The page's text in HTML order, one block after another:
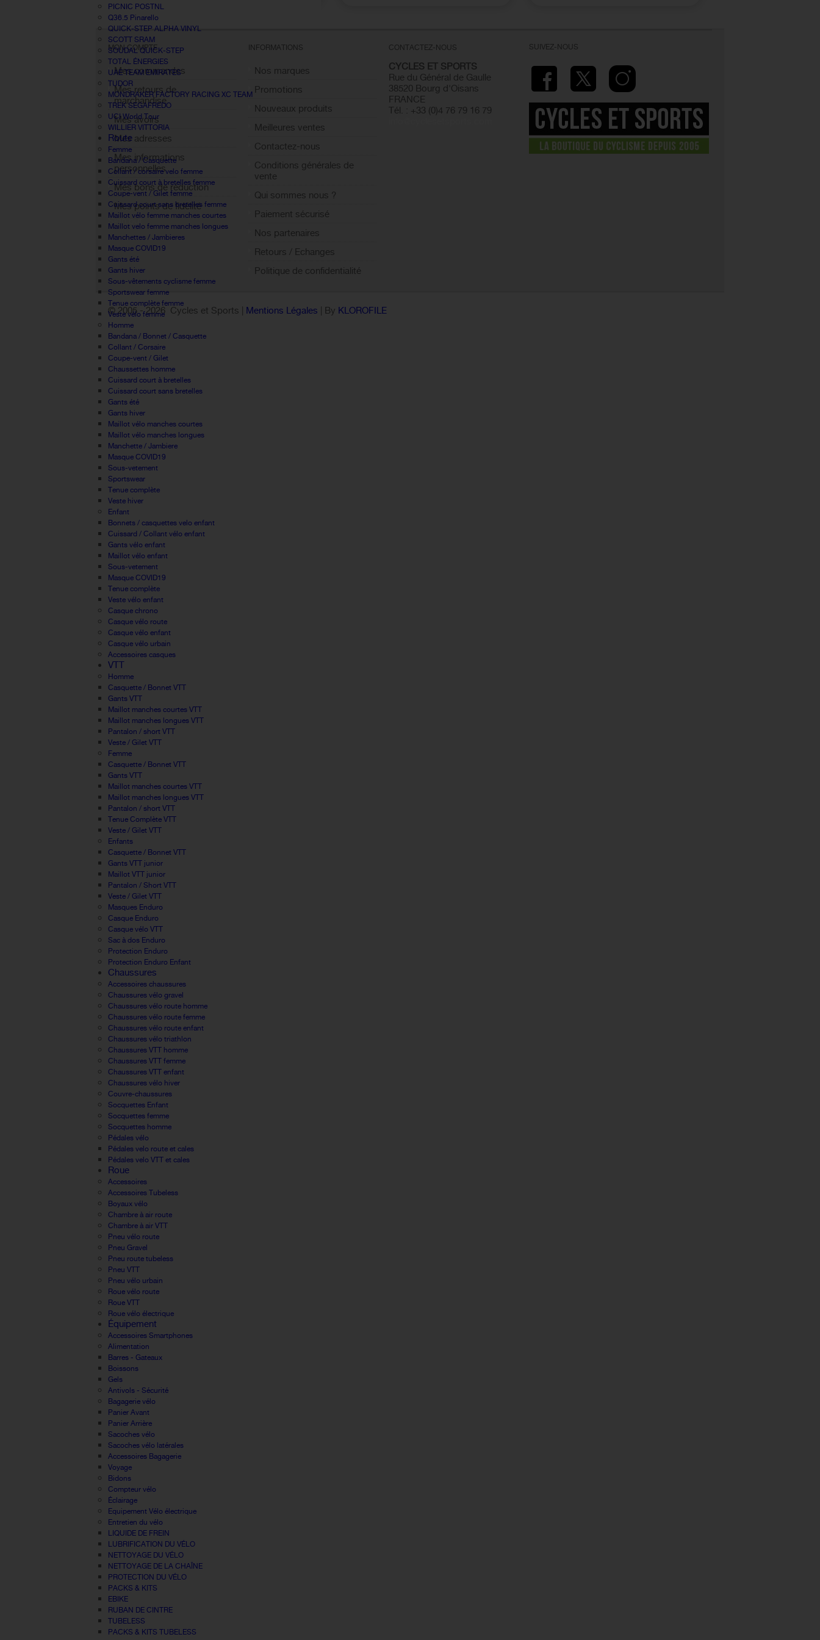
PICNIC POSTNL
Q36.5 Pinarello
QUICK-STEP ALPHA VINYL
SCOTT SRAM
SOUDAL QUICK-STEP
TOTAL ÉNERGIES
UAE TEAM EMIRATES
TUDOR
MONDRAKER FACTORY RACING XC TEAM
TREK SEGAFREDO
UCI World Tour
WILLIER VITTORIA
Route
Femme
Bandana / Casquette
Collant / corsaire velo femme
Cuissard court à bretelles femme
Coupe-vent / Gilet femme
Cuissard court sans bretelles femme
Maillot vélo femme manches courtes
Maillot velo femme manches longues
Manchettes / Jambieres
Masque COVID19
Gants été
Gants hiver
Sous-vêtements cyclisme femme
Sportswear femme
Tenue complète femme
Veste vélo femme
Homme
Bandana / Bonnet / Casquette
Collant / Corsaire
Coupe-vent / Gilet
Chaussettes homme
Cuissard court à bretelles
Cuissard court sans bretelles
Gants été
Gants hiver
Maillot vélo manches courtes
Maillot vélo manches longues
Manchette / Jambiere
Masque COVID19
Sous-vetement
Sportswear
Tenue complète
Veste hiver
Enfant
Bonnets / casquettes velo enfant
Cuissard / Collant vélo enfant
Gants vélo enfant
Maillot vélo enfant
Sous-vetement
Masque COVID19
Tenue complète
Veste vélo enfant
Casque chrono
Casque vélo route
Casque vélo enfant
Casque vélo urbain
Accessoires casques
VTT
Homme
Casquette / Bonnet VTT
Gants VTT
Maillot manches courtes VTT
Maillot manches longues VTT
Pantalon / short VTT
Veste / Gilet VTT
Femme
Casquette / Bonnet VTT
Gants VTT
Maillot manches courtes VTT
Maillot manches longues VTT
Pantalon / short VTT
Tenue Complète VTT
Veste / Gilet VTT
Enfants
Casquette / Bonnet VTT
Gants VTT junior
Maillot VTT junior
Pantalon / Short VTT
Veste / Gilet VTT
Masques Enduro
Casque Enduro
Casque vélo VTT
Sac à dos Enduro
Protection Enduro
Protection Enduro Enfant
Chaussures
Accessoires chaussures
Chaussures vélo gravel
Chaussures vélo route homme
Chaussures vélo route femme
Chaussures vélo route enfant
Chaussures vélo triathlon
Chaussures VTT homme
Chaussures VTT femme
Chaussures VTT enfant
Chaussures vélo hiver
Couvre-chaussures
Socquettes Enfant
Socquettes femme
Socquettes homme
Pédales vélo
Pédales velo route et cales
Pédales velo VTT et cales
Roue
Accessoires
Accessoires Tubeless
Boyaux vélo
Chambre à air route
Chambre à air VTT
Pneu vélo route
Pneu Gravel
Pneu route tubeless
Pneu VTT
Pneu vélo urbain
Roue vélo route
Roue VTT
Roue vélo électrique
Équipement
Accessoires Smartphones
Alimentation
Barres - Gateaux
Boissons
Gels
Antivols - Sécurité
Bagagerie vélo
Panier Avant
Panier Arrière
Sacoches vélo
Sacoches vélo latérales
Accessoires Bagagerie
Voyage
Bidons
Compteur vélo
Éclairage
Equipement Vélo électrique
Entretien du vélo
LIQUIDE DE FREIN
LUBRIFICATION DU VÉLO
NETTOYAGE DU VÉLO
NETTOYAGE DE LA CHAÎNE
PROTECTION DU VÉLO
PACKS & KITS
EBIKE
RUBAN DE CINTRE
TUBELESS
PACKS & KITS TUBELESS
MON COMPTE
Mes commandes
Mes retours de
marchandise
Mes avoirs
Mes adresses
Mes informations
personnelles
Mes bons de réduction
Mes points de fidélité
Sign out
INFORMATIONS
Nos marques
Promotions
Nouveaux produits
Meilleures ventes
Contactez-nous
Conditions générales de
vente
Qui sommes nous ?
Paiement sécurisé
Nos partenaires
Retours / Echanges
Politique de confidentialité
CONTACTEZ-NOUS
CYCLES ET SPORTS
Rue du Général de Gaulle
38520 Bourg d'Oisans
FRANCE
Tél. : +33 (0)4 76 79 16 79
SUIVEZ-NOUS
© 2005 -2026 Cycles et Sports | Mentions Légales | By KLOROFILE